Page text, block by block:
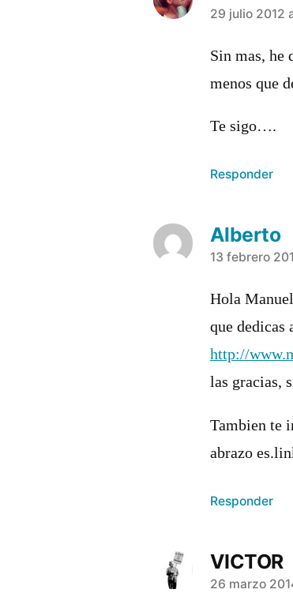
dice:
29 julio 2012
Sin mas, he
menos que
Te sigo….
Responder
Alberto
dice:
13 febrero
Hola
que
http://
las gracias,
Tambien te
abrazo
Responder
VICTOR
dice:
26 marzo